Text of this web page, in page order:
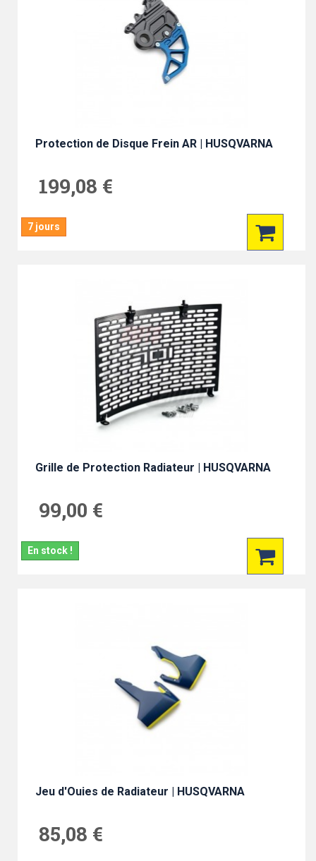
Protection de Disque Frein AR | HUSQVARNA
199,08 €
7 jours
Grille de Protection Radiateur | HUSQVARNA
99,00 €
En stock !
Jeu d'Ouies de Radiateur | HUSQVARNA
85,08 €